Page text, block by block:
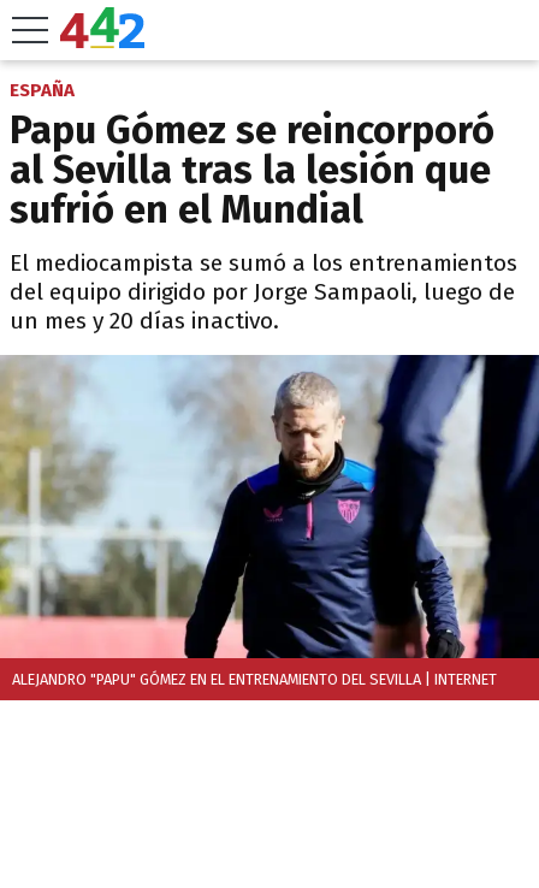
ESPAÑA
Papu Gómez se reincorporó
al Sevilla tras la lesión que
sufrió en el Mundial
El mediocampista se sumó a los entrenamientos
del equipo dirigido por Jorge Sampaoli, luego de
un mes y 20 días inactivo.
ALEJANDRO "PAPU" GÓMEZ EN EL ENTRENAMIENTO DEL SEVILLA | INTERNET